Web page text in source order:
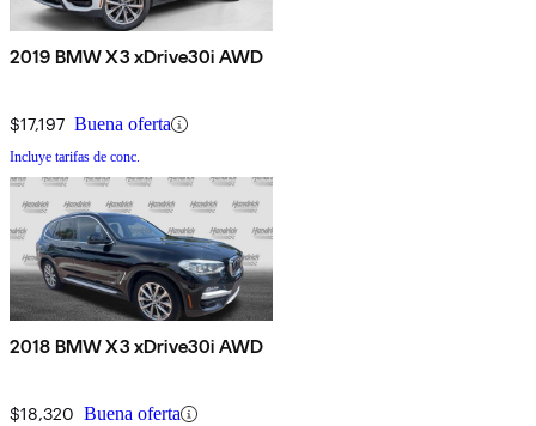
2019 BMW X3 xDrive30i AWD
$17,197 Buena oferta
Incluye tarifas de conc.
2018 BMW X3 xDrive30i AWD
$18,320 Buena oferta